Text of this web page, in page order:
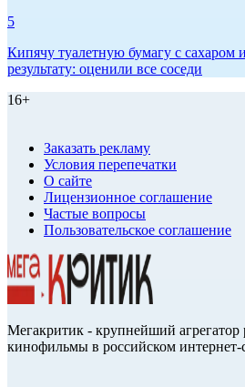
5
Кипячу туалетную бумагу с сахаром
результату: оценили все соседи
16+
Заказать рекламу
Условия перепечатки
О сайте
Лицензионное соглашение
Частые вопросы
Пользовательское соглашение
Мегакритик - крупнейший агрегатор
кинофильмы в российском интернет-